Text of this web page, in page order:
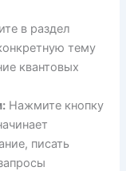
в раздел
тему
квантовых
Нажмите кнопку
писать